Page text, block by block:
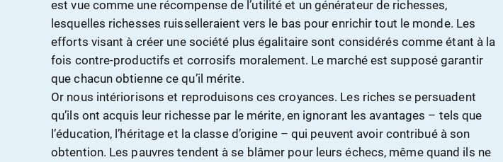
est vue comme une récompense de l’utilité et un générateur de richesses,
lesquelles richesses ruisselleraient vers le bas pour enrichir tout le monde. Les
efforts visant à créer une société plus égalitaire sont considérés comme étant à la
fois contre-productifs et corrosifs moralement. Le marché est supposé garantir
que chacun obtienne ce qu’il mérite.
Or nous intériorisons et reproduisons ces croyances. Les riches se persuadent
qu’ils ont acquis leur richesse par le mérite, en ignorant les avantages – tels que
l’éducation, l’héritage et la classe d’origine – qui peuvent avoir contribué à son
obtention. Les pauvres tendent à se blâmer pour leurs échecs, même quand ils ne